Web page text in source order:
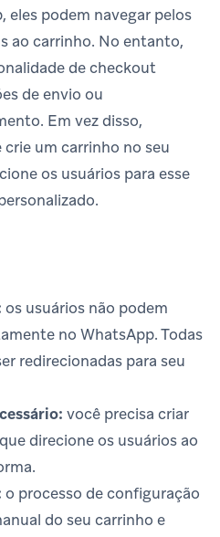
podem navegar pelos
ao carrinho. No entanto,
de checkout
de envio ou
Em vez disso,
um carrinho no seu
os usuários para esse
os usuários não podem
no WhatsApp. Todas
redirecionadas para seu
você precisa criar
direcione os usuários ao
o processo de configuração
do seu carrinho e